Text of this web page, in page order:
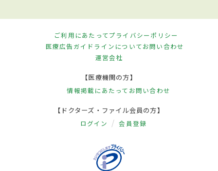
ご利用にあたってプライバシーポリシー
医療広告ガイドラインについてお問い合わせ
運営会社
【医療機関の方】
情報掲載にあたって お問い合わせ
【ドクターズ・ファイル会員の方】
ログイン 会員登録